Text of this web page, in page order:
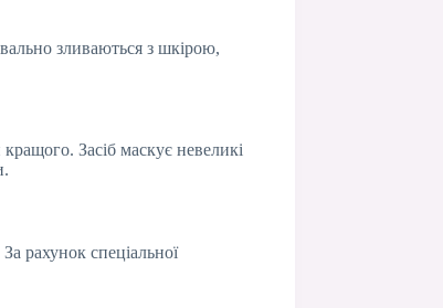
зливаються з шкірою,
Засіб маскує невеликі
рахунок спеціальної